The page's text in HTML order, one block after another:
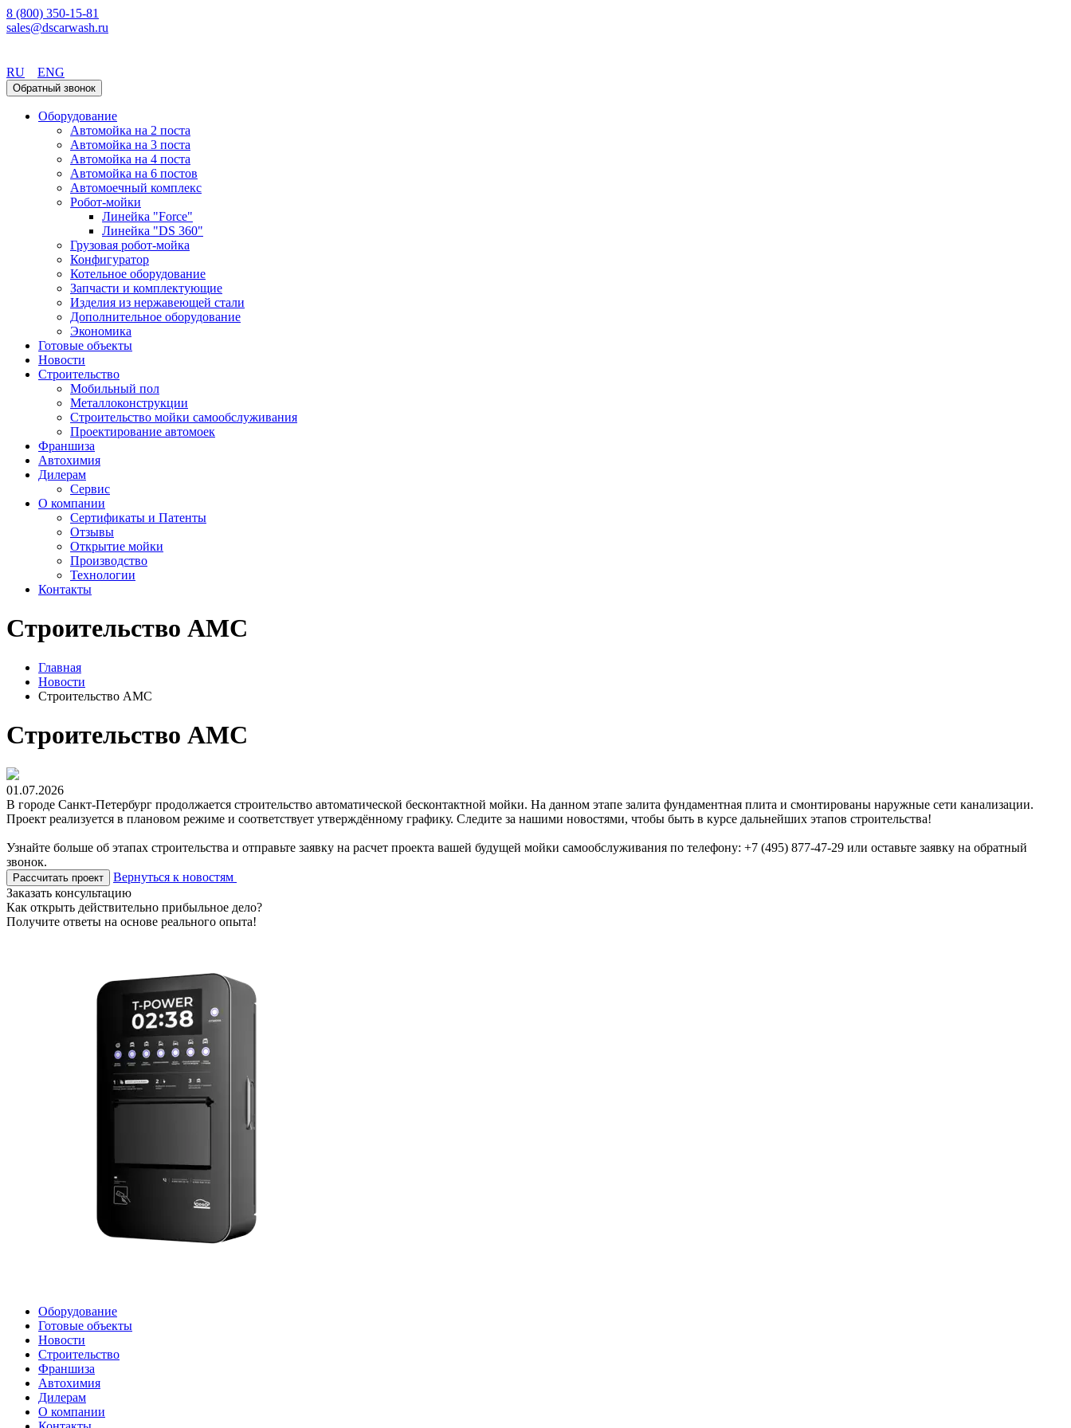
8 (800) 350-15-81
sales@dscarwash.ru
RU
ENG
Обратный звонок
Оборудование
Автомойка на 2 поста
Автомойка на 3 поста
Автомойка на 4 поста
Автомойка на 6 постов
Автомоечный комплекс
Робот-мойки
Линейка "Force"
Линейка "DS 360"
Грузовая робот-мойка
Конфигуратор
Котельное оборудование
Запчасти и комплектующие
Изделия из нержавеющей стали
Дополнительное оборудование
Экономика
Готовые объекты
Новости
Строительство
Мобильный пол
Металлоконструкции
Строительство мойки самообслуживания
Проектирование автомоек
Франшиза
Автохимия
Дилерам
Сервис
О компании
Сертификаты и Патенты
Отзывы
Открытие мойки
Производство
Технологии
Контакты
Строительство АМС
Главная
Новости
Строительство АМС
Строительство АМС
01.07.2026
В городе Санкт-Петербург продолжается строительство автоматической бесконтактной мойки. На данном этапе залита фундаментная плита и смонтированы наружные сети канализации.
Проект реализуется в плановом режиме и соответствует утверждённому графику. Следите за нашими новостями, чтобы быть в курсе дальнейших этапов строительства!
Узнайте больше об этапах строительства и отправьте заявку на расчет проекта вашей будущей мойки самообслуживания по телефону: +7 (495) 877-47-29 или оставьте заявку на обратный
звонок.
Рассчитать проект
Вернуться к новостям
Заказать консультацию
Как открыть действительно прибыльное дело?
Получите ответы на основе реального опыта!
Оборудование
Готовые объекты
Новости
Строительство
Франшиза
Автохимия
Дилерам
О компании